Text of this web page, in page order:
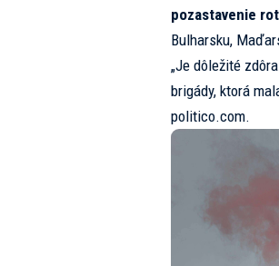
pozastavenie
Bulharsku,
„Je dôležité
brigády, ktorá
politico.com.